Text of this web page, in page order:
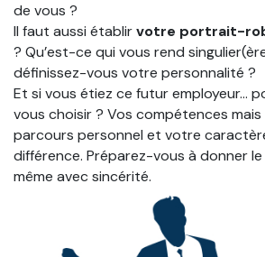
de vous ?
Il faut aussi établirvotre portrait-
? Qu’est-ce qui vous rend
définissez-vous votre personnalité ?
Et si vous étiez ce futur employeur…
vous choisir ? Vos compétences
parcours personnel et votre
différence. Préparez-vous à donner
même avec sincérité.